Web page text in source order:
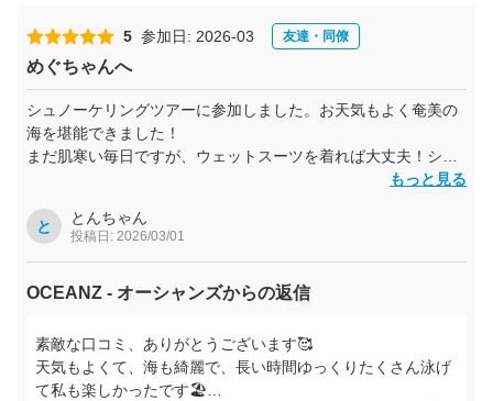
ウェットスーツ・フィン・手袋など必要な道具はすべて貸して
いただけるので安心です。
ビーチサンダルとラッシュガードがあれば十分だと思います！
荷物も船に持ち込めてケースに入れられます。
日焼け止めは必須ですが、飲み物やお菓子も用意してくださっ
ているので、持参してもしなくても大丈夫でした。
初めてのシュノーケリングで少し緊張していましたが、初心者
でも安心して楽しめるツアーでした。
した。
ニモ探しは少し時間がかかってしまいましたね（笑）。最後
に無事見つけることができて、私もホッとしました！透明度
の高い海やたくさんの魚たちとの時間が、奄美での素敵な思
い出になっていたら嬉しいです💕
またお会いできる日を楽しみにしています。
ありがとうございました😆
5 参加日: 2026-03 友達・同僚
めぐちゃんへ
シュノーケリングツアーに参加しました。お天気もよく奄美の
海を堪能できました！
まだ肌寒い毎日ですが、ウェットスーツを着れば大丈夫！シー
ズン中とは違って空いていたのでゆっくりと楽しめました。ガ
したいです♪
もっと見る
と とんちゃん
投稿日: 2026/03/01
OCEANZ - オーシャンズからの返信
素敵な口コミ、ありがとうございます🥰
天気もよくて、海も綺麗で、長い時間ゆっくりたくさん泳げ
て私も楽しかったです🏖️